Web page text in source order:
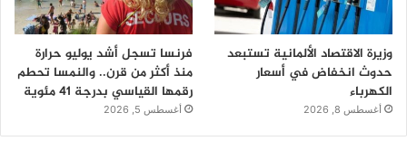
وزيرة الاقتصاد الألمانية تستبعد
حدوث انخفاض في أسعار
الكهرباء
أغسطس 8, 2026
فرنسا تسجل أشد يوليو حرارة
منذ أكثر من قرن.. والنمسا تحطم
رقمها القياسي بدرجة 41 مئوية
أغسطس 5, 2026